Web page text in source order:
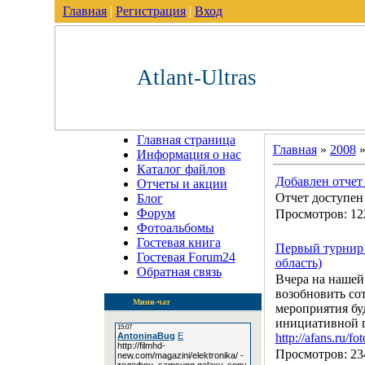
Главная |Регистрация |Вход
Atlant-Ultras
Главная страница
Информация о нас
Каталог файлов
Отчеты и акции
Блог
Форум
Фотоальбомы
Гостевая книга
Гостевая Forum24
Обратная связь
Мини-чат
Главная» 2008 »
Добавлен
Отчет
Просмотров:
Первый
область)
Вчера на
возобновить
мероприятия
инициативной
http://afans.ru/
Просмотров: